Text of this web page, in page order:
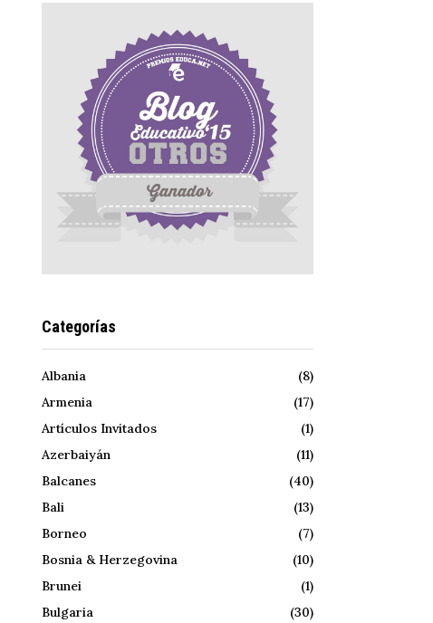
Categorías
Albania
(8)
Armenia
(17)
Artículos Invitados
(1)
Azerbaiyán
(11)
Balcanes
(40)
Bali
(13)
Borneo
(7)
Bosnia & Herzegovina
(10)
Brunei
(1)
Bulgaria
(30)